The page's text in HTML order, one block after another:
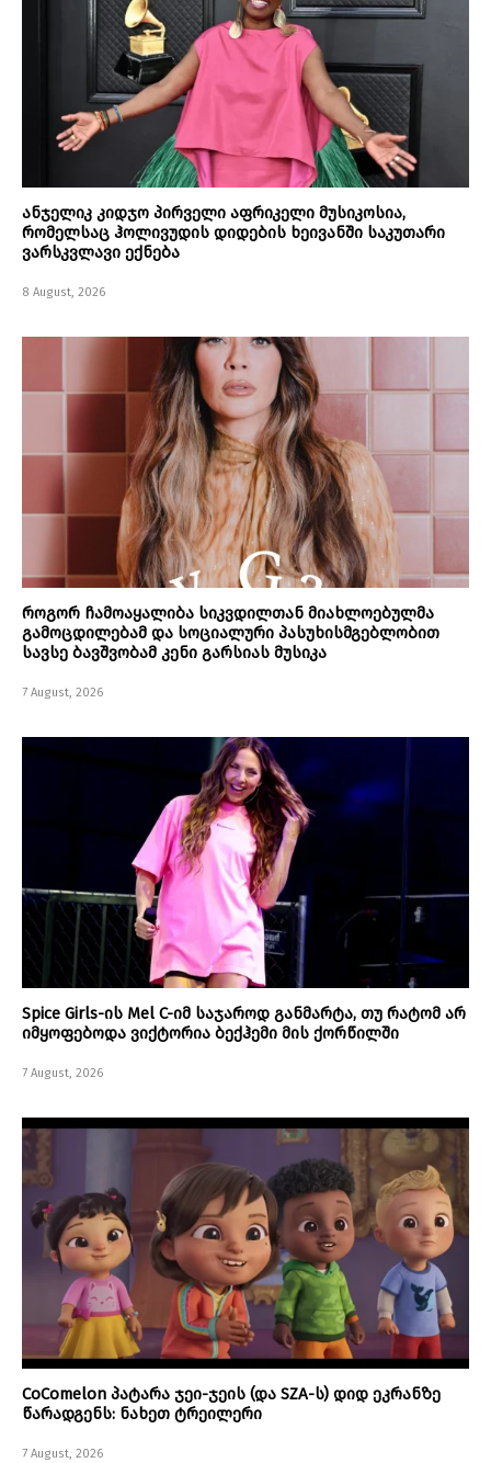
ანჯელიკ კიდჯო პირველი აფრიკელი მუსიკოსია,
რომელსაც ჰოლივუდის დიდების ხეივანში საკუთარი
ვარსკვლავი ექნება
8 August, 2026
როგორ ჩამოაყალიბა სიკვდილთან მიახლოებულმა
გამოცდილებამ და სოციალური პასუხისმგებლობით
სავსე ბავშვობამ კენი გარსიას მუსიკა
7 August, 2026
Spice Girls-ის Mel C-იმ საჯაროდ განმარტა, თუ რატომ არ
იმყოფებოდა ვიქტორია ბექჰემი მის ქორწილში
7 August, 2026
CoComelon პატარა ჯეი-ჯეის (და SZA-ს) დიდ ეკრანზე
წარადგენს: ნახეთ ტრეილერი
7 August, 2026